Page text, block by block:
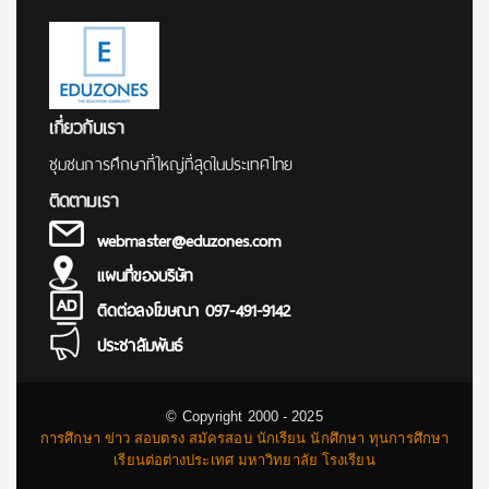
เกี่ยวกับเรา
ชุมชนการศึกษาที่ใหญ่ที่สุดในประเทศไทย
ติดตามเรา
webmaster@eduzones.com
แผนที่ของบริษัท
ติดต่อลงโฆษณา 097-491-9142
ประชาสัมพันธ์
© Copyright 2000 - 2025
การศึกษา ข่าว สอบตรง สมัครสอบ นักเรียน นักศึกษา ทุนการศึกษา
เรียนต่อต่างประเทศ มหาวิทยาลัย โรงเรียน